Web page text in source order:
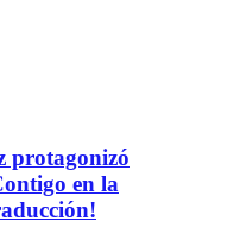
protagonizó
en la